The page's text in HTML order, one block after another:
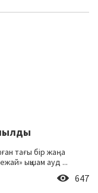
тағы бір жаңа
ықшам ауд ...
647